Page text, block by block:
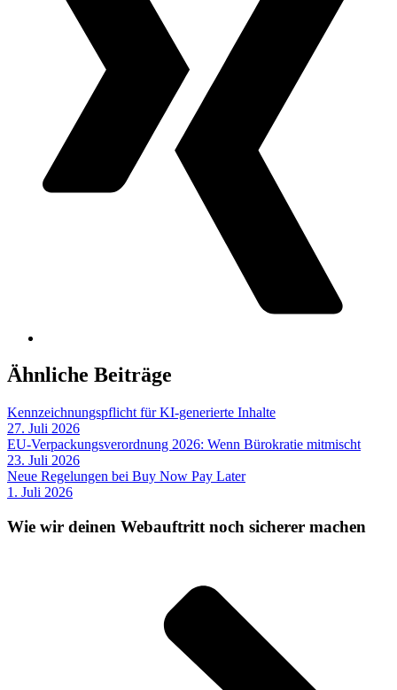
Ähnliche Beiträge
Kennzeichnungspflicht für KI-generierte Inhalte
27. Juli 2026
EU-Verpackungsverordnung 2026: Wenn Bürokratie mitmischt
23. Juli 2026
Neue Regelungen bei Buy Now Pay Later
1. Juli 2026
Wie wir deinen Webauftritt noch sicherer machen